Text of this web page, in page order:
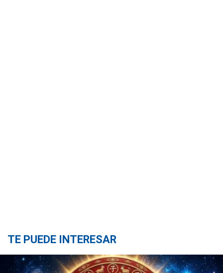
TE PUEDE INTERESAR